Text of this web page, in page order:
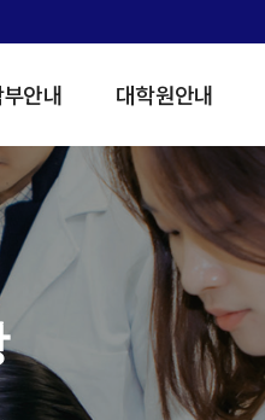
안내 대학원안내